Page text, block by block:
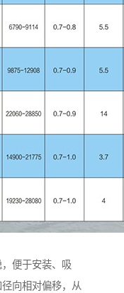
便于安装、吸
向相对偏移，从